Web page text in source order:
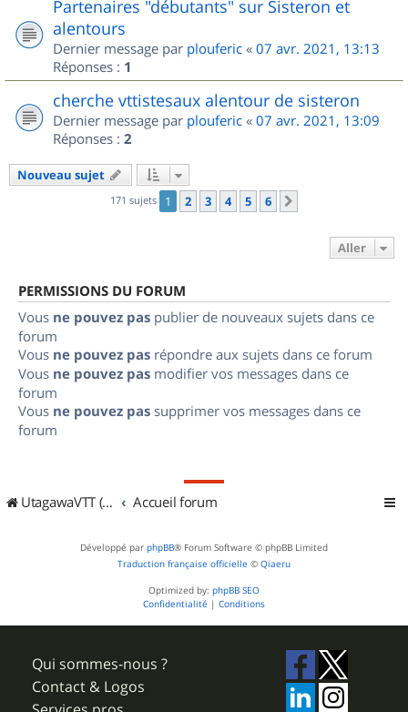
Partenaires "débutants" sur Sisteron et
alentours
Dernier message par plouferic « 07 avr. 2021, 13:13
Réponses : 1
cherche vttistesaux alentour de sisteron
Dernier message par plouferic « 07 avr. 2021, 13:09
Réponses : 2
Nouveau sujet
171 sujets 1 2 3 4 5 6
Aller
PERMISSIONS DU FORUM
Vous ne pouvez pas publier de nouveaux sujets dans ce
forum
Vous ne pouvez pas répondre aux sujets dans ce forum
Vous ne pouvez pas modifier vos messages dans ce
forum
Vous ne pouvez pas supprimer vos messages dans ce
forum
UtagawaVTT (Randos VTT et VTTAE avec traces GPS) Accueil forum
Développé par phpBB® Forum Software © phpBB Limited
Traduction française officielle © Qiaeru
Optimized by: phpBB SEO
Confidentialité | Conditions
Qui sommes-nous ?
Contact & Logos